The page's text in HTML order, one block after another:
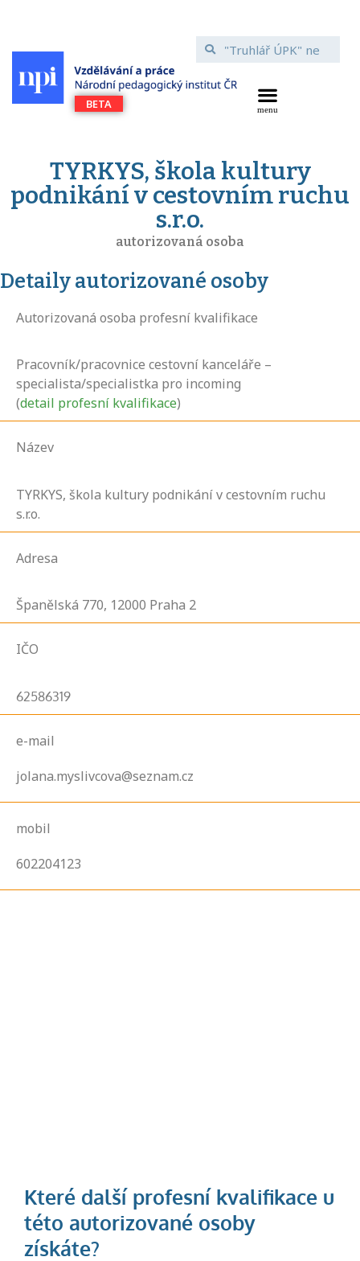
TYRKYS, škola kultury
podnikání v cestovním ruchu
s.r.o.
autorizovaná osoba
Detaily autorizované osoby
Autorizovaná osoba profesní kvalifikace
Pracovník/pracovnice cestovní kanceláře –
specialista/specialistka pro incoming
(detail profesní kvalifikace)
Název
TYRKYS, škola kultury podnikání v cestovním ruchu
s.r.o.
Adresa
Španělská 770, 12000 Praha 2
IČO
62586319
e-mail
jolana.myslivcova@seznam.cz
mobil
602204123